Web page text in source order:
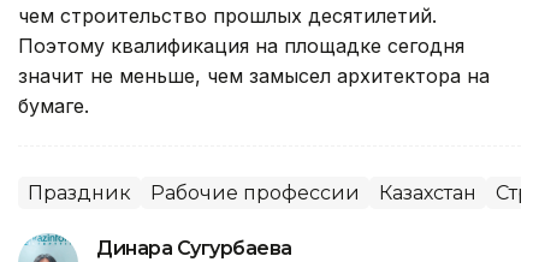
чем строительство прошлых десятилетий.
Поэтому квалификация на площадке сегодня
значит не меньше, чем замысел архитектора на
бумаге.
Праздник Рабочие профессии Казахстан
Динара Сугурбаева